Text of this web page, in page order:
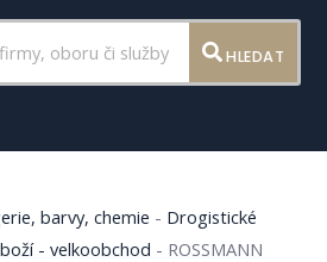
HLEDAT
barvy, chemie - Drogistické
- velkoobchod - ROSSMANN